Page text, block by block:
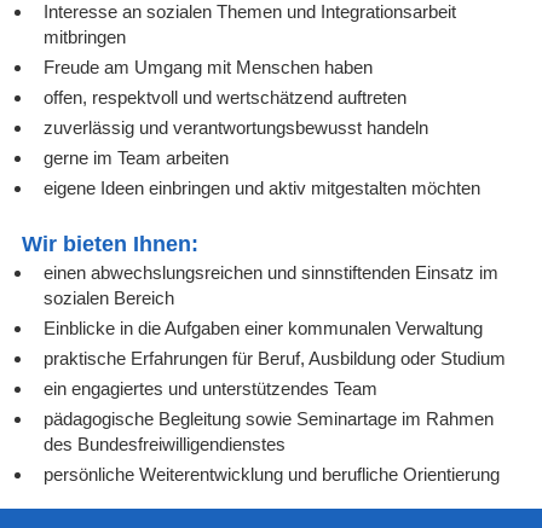
Interesse an sozialen Themen und Integrationsarbeit
mitbringen
Freude am Umgang mit Menschen haben
offen, respektvoll und wertschätzend auftreten
zuverlässig und verantwortungsbewusst handeln
gerne im Team arbeiten
eigene Ideen einbringen und aktiv mitgestalten möchten
Wir bieten Ihnen:
einen abwechslungsreichen und sinnstiftenden Einsatz im
sozialen Bereich
Einblicke in die Aufgaben einer kommunalen Verwaltung
praktische Erfahrungen für Beruf, Ausbildung oder Studium
ein engagiertes und unterstützendes Team
pädagogische Begleitung sowie Seminartage im Rahmen
des Bundesfreiwilligendienstes
persönliche Weiterentwicklung und berufliche Orientierung